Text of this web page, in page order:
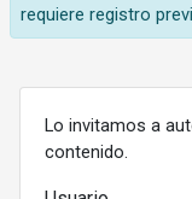
requiere registro
Lo invitamos a
contenido.